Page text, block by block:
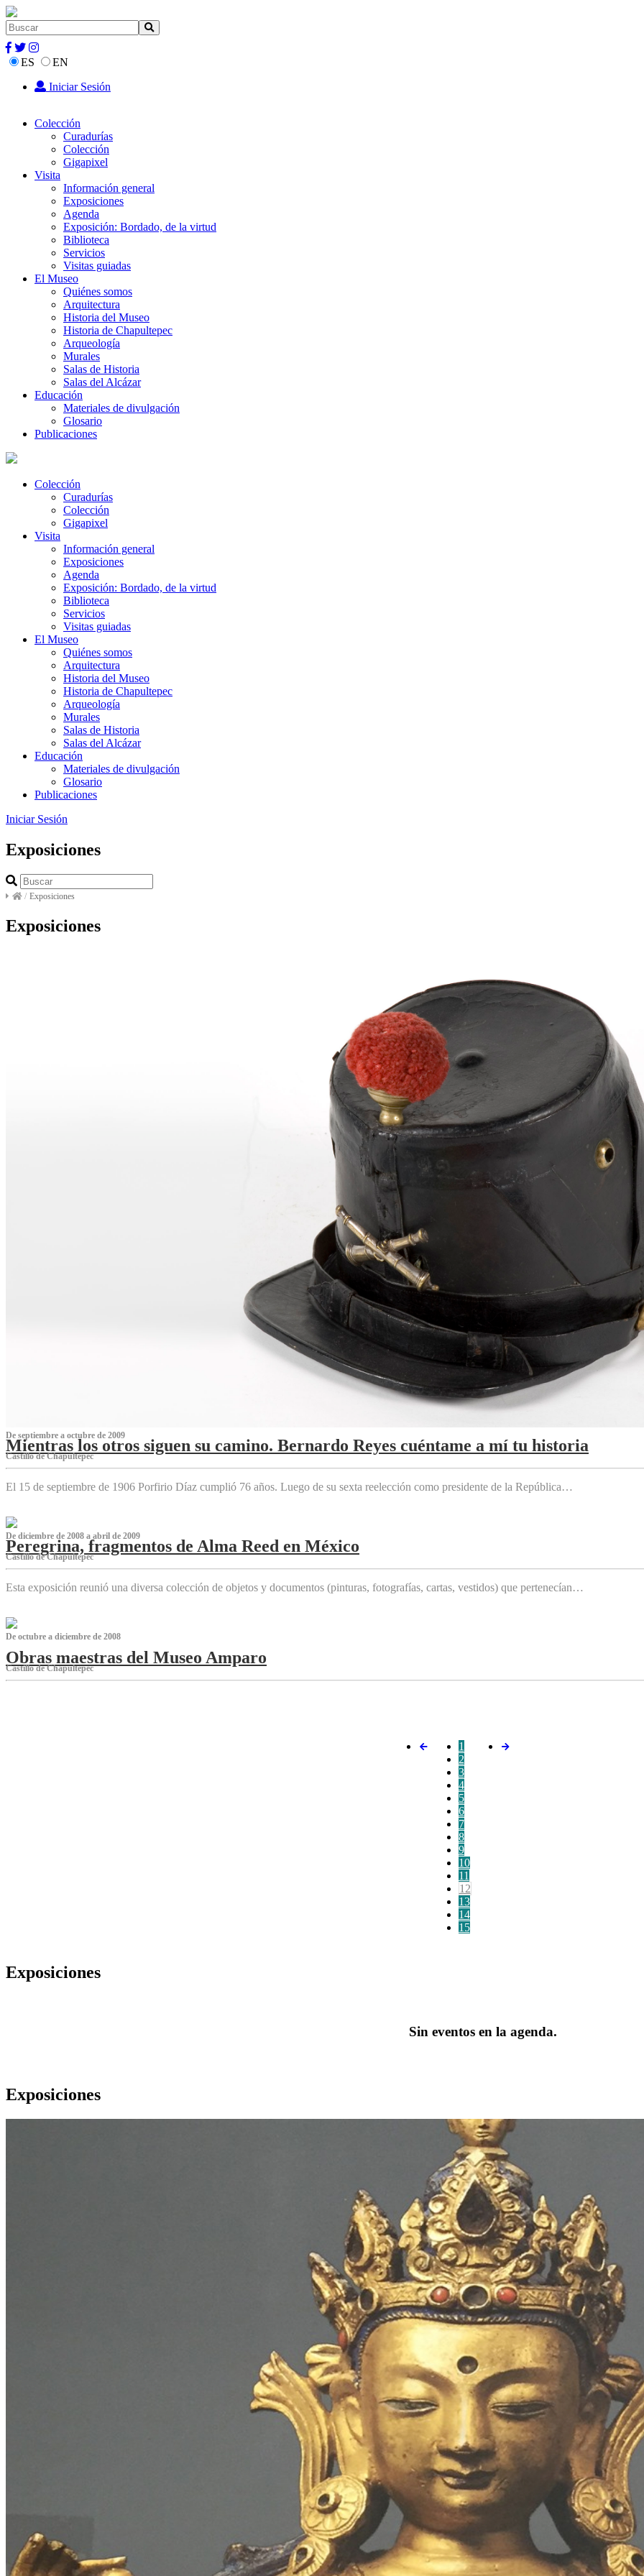
ES
EN
Iniciar Sesión
Colección
Curadurías
Colección
Gigapixel
Visita
Información general
Exposiciones
Agenda
Exposición: Bordado, de la virtud
Biblioteca
Servicios
Visitas guiadas
El Museo
Quiénes somos
Arquitectura
Historia del Museo
Historia de Chapultepec
Arqueología
Murales
Salas de Historia
Salas del Alcázar
Educación
Materiales de divulgación
Glosario
Publicaciones
Colección
Curadurías
Colección
Gigapixel
Visita
Información general
Exposiciones
Agenda
Exposición: Bordado, de la virtud
Biblioteca
Servicios
Visitas guiadas
El Museo
Quiénes somos
Arquitectura
Historia del Museo
Historia de Chapultepec
Arqueología
Murales
Salas de Historia
Salas del Alcázar
Educación
Materiales de divulgación
Glosario
Publicaciones
Iniciar Sesión
Exposiciones
/ Exposiciones
Exposiciones
De septiembre a octubre de 2009
Mientras los otros siguen su camino. Bernardo Reyes cuéntame a mí tu historia
Castillo de Chapultepec
El 15 de septiembre de 1906 Porfirio Díaz cumplió 76 años. Luego de su sexta reelección como presidente de la República…
De diciembre de 2008 a abril de 2009
Peregrina, fragmentos de Alma Reed en México
Castillo de Chapultepec
Esta exposición reunió una diversa colección de objetos y documentos (pinturas, fotografías, cartas, vestidos) que pertenecían…
De octubre a diciembre de 2008
Obras maestras del Museo Amparo
Castillo de Chapultepec
1
2
3
4
5
6
7
8
9
10
11
12
13
14
15
Exposiciones
Sin eventos en la agenda.
Exposiciones